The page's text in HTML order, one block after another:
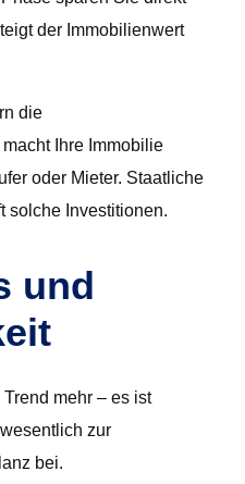
der Immobilienwert
die
Ihre Immobilie
oder Mieter. Staatliche
solche Investitionen.
und
mehr – es ist
zur
bei.